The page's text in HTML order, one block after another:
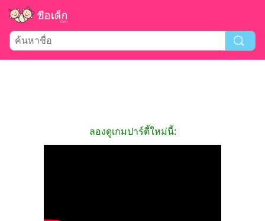
ลองดูเกมปาร์ตี้ใหม่นี้: